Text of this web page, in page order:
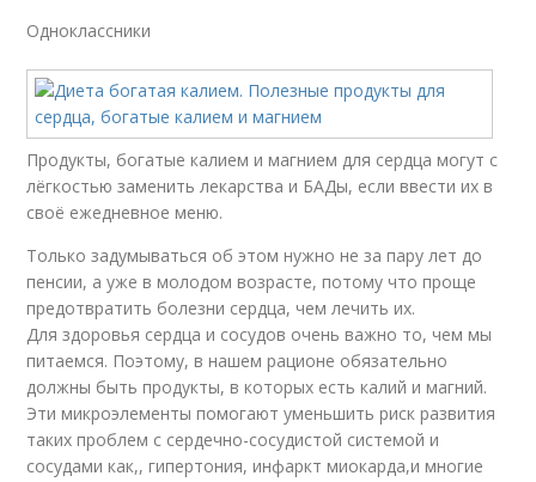
Одноклассники
Продукты, богатые калием и магнием для сердца могут с
лёгкостью заменить лекарства и БАДы, если ввести их в
своё ежедневное меню.
Только задумываться об этом нужно не за пару лет до
пенсии, а уже в молодом возрасте, потому что проще
предотвратить болезни сердца, чем лечить их.
Для здоровья сердца и сосудов очень важно то, чем мы
питаемся. Поэтому, в нашем рационе обязательно
должны быть продукты, в которых есть калий и магний.
Эти микроэлементы помогают уменьшить риск развития
таких проблем с сердечно-сосудистой системой и
сосудами как,, гипертония, инфаркт миокарда,и многие